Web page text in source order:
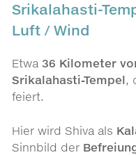
Srikalahasti-
Luft / Wind
Etwa36 Kilometer
Srikalahasti-Tempel,
feiert.
Hier wird Shiva als
Sinnbild der